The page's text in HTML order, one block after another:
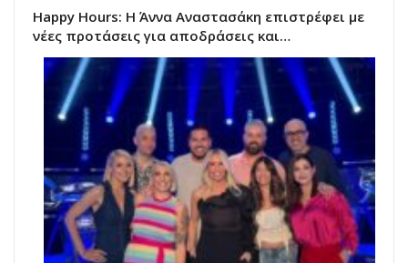
Happy Hours: Η Άννα Αναστασάκη επιστρέφει με
νέες προτάσεις για αποδράσεις και…